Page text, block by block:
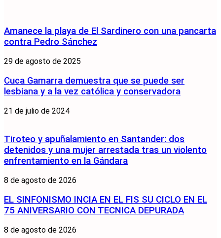
Amanece la playa de El Sardinero con una pancarta
contra Pedro Sánchez
29 de agosto de 2025
Cuca Gamarra demuestra que se puede ser
lesbiana y a la vez católica y conservadora
21 de julio de 2024
Tiroteo y apuñalamiento en Santander: dos
detenidos y una mujer arrestada tras un violento
enfrentamiento en la Gándara
8 de agosto de 2026
EL SINFONISMO INCIA EN EL FIS SU CICLO EN EL
75 ANIVERSARIO CON TECNICA DEPURADA
8 de agosto de 2026